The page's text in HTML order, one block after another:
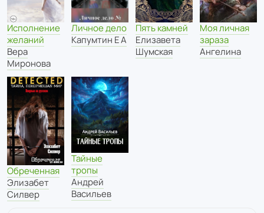
Исполнение
желаний
Вера
Миронова
Личное дело
Капумтин Е А
Пять камней
Елизавета
Шумская
Моя личная
зараза
Ангелина
Обреченная
Элизабет
Силвер
Тайные
тропы
Андрей
Васильев